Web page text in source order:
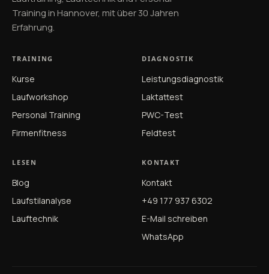
Training in Hannover, mit über 30 Jahren
Erfahrung.
TRAINING
Kurse
Laufworkshop
Personal Training
Firmenfitness
DIAGNOSTIK
Leistungsdiagnostik
Laktattest
PWC-Test
Feldtest
LESEN
Blog
Laufstilanalyse
Lauftechnik
KONTAKT
Kontakt
+49 177 937 6302
E-Mail schreiben
WhatsApp